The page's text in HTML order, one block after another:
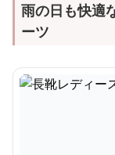
雨の日も快適
ーツ